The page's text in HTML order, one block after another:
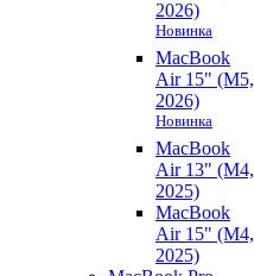
2026)
Новинка
MacBook
Air 15" (M5,
2026)
Новинка
MacBook
Air 13" (M4,
2025)
MacBook
Air 15" (M4,
2025)